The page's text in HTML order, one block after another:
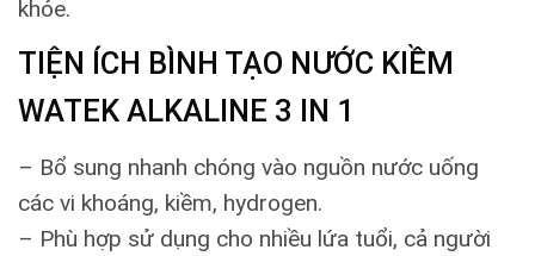
khỏe.
TIỆN ÍCH BÌNH TẠO NƯỚC KIỀM
WATEK ALKALINE 3 IN 1
– Bổ sung nhanh chóng vào nguồn nước uống
các vi khoáng, kiềm, hydrogen.
– Phù hợp sử dụng cho nhiều lứa tuổi, cả người